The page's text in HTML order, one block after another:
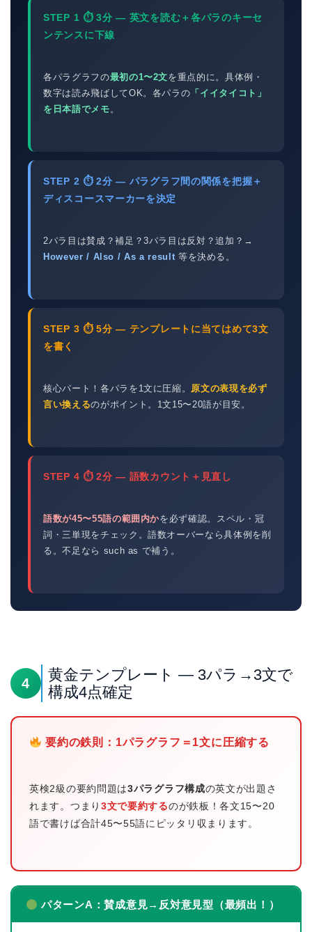
STEP 1 ⏱ 3分 — 英文を読む＋各パラのキーセ
ンテンスに下線
各パラグラフの最初の1〜2文を重点的に。具体例・
数字は読み飛ばしてOK。各パラの 「イイタイコト」
を日本語でメモ。
STEP 2 ⏱ 2分 — パラグラフ間の関係を把握＋
ディスコースマーカーを決定
2パラ目は賛成？補足？3パラ目は反対？追加？→
However / Also / As a result等を決める。
STEP 3 ⏱ 5分 — テンプレートに当てはめて3文
を書く
核心パート！各パラを1文に圧縮。 原文の表現を必ず
言い換えるのがポイント。1文15〜20語が目安。
STEP 4 ⏱ 2分 — 語数カウント＋見直し
語数が45〜55語の範囲内かを必ず確認。スペル・冠
詞・三単現をチェック。語数オーバーなら具体例を削
る。不足なら such as で補う。
4
黄金テンプレート — 3パラ→3文で
構成4点確定
要約の鉄則：1パラグラフ＝1文に圧縮する
英検2級の要約問題は3パラグラフ構成の英文が出題さ
れます。つまり 3文で要約するのが鉄板！各文15〜20
語で書けば合計45〜55語にピッタリ収まります。
パターンA：賛成意見→反対意見型（最頻出！）